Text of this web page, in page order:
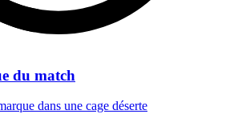
du match
dans une cage déserte